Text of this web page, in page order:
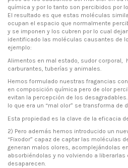
química y por lo tanto son percibidos por
El resultado es que estas moléculas
ocupan el espacio que normalmente
y se imponen y los cubren por lo cual
identificado las moléculas causantes de
ejemplo:
Alimentos en mal estado, sudor corporal,
carburantes, tuberías y animales.
Hemos formulado nuestras fragancias
en composición química pero de olor
evitan la percepción de los
lo que era un “mal olor” se transforma de
Esta propiedad es la clave de la eficacia
2) Pero además hemos introducido un
“Fixodor” capaz de captar las moléculas
generan malos olores, acomplejándolas
absorbiéndolas y no volviendo a liberarlas
desaparecen.